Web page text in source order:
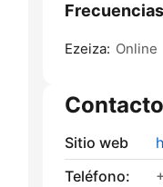
Ezeiza: Online
Sitio web
Teléfono: